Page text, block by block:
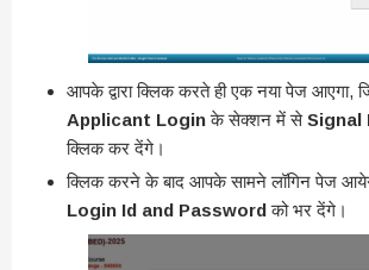
आपके द्वारा क्लिक करते ही एक नया पेज आएगा,
Applicant Loginके सेक्शन में सेSignal
क्लिक कर देंगे।
क्लिक करने के बाद आपके सामने लॉगिन पेज
Login Id and Passwordको भर देंगे।